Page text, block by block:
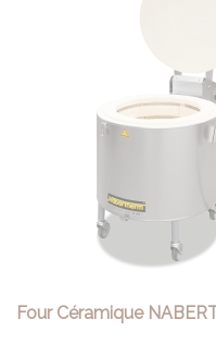
Four Céramique